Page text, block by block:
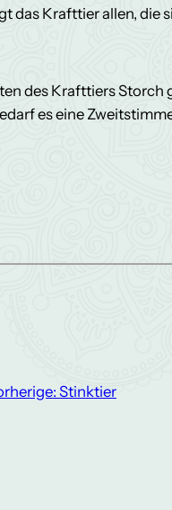
das Krafttier allen, die
des Krafttiers
es eine
Stinktier